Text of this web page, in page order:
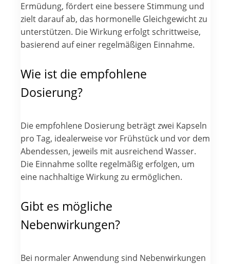
Ermüdung, fördert eine bessere Stimmung und
zielt darauf ab, das hormonelle Gleichgewicht zu
unterstützen. Die Wirkung erfolgt schrittweise,
basierend auf einer regelmäßigen Einnahme.
Wie ist die empfohlene
Dosierung?
Die empfohlene Dosierung beträgt zwei Kapseln
pro Tag, idealerweise vor Frühstück und vor dem
Abendessen, jeweils mit ausreichend Wasser.
Die Einnahme sollte regelmäßig erfolgen, um
eine nachhaltige Wirkung zu ermöglichen.
Gibt es mögliche
Nebenwirkungen?
Bei normaler Anwendung sind Nebenwirkungen